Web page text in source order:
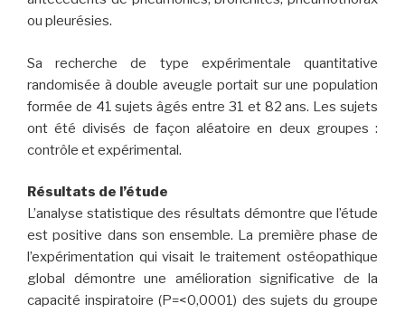
ou pleurésies.
Sa recherche de type expérimentale quantitative
randomisée à double aveugle portait sur une population
formée de 41 sujets âgés entre 31 et 82 ans. Les sujets
ont été divisés de façon aléatoire en deux groupes :
contrôle et expérimental.
Résultats de l’étude
L’analyse statistique des résultats démontre que l’étude
est positive dans son ensemble. La première phase de
l’expérimentation qui visait le traitement ostéopathique
global démontre une amélioration significative de la
capacité inspiratoire (P=<0,0001) des sujets du groupe